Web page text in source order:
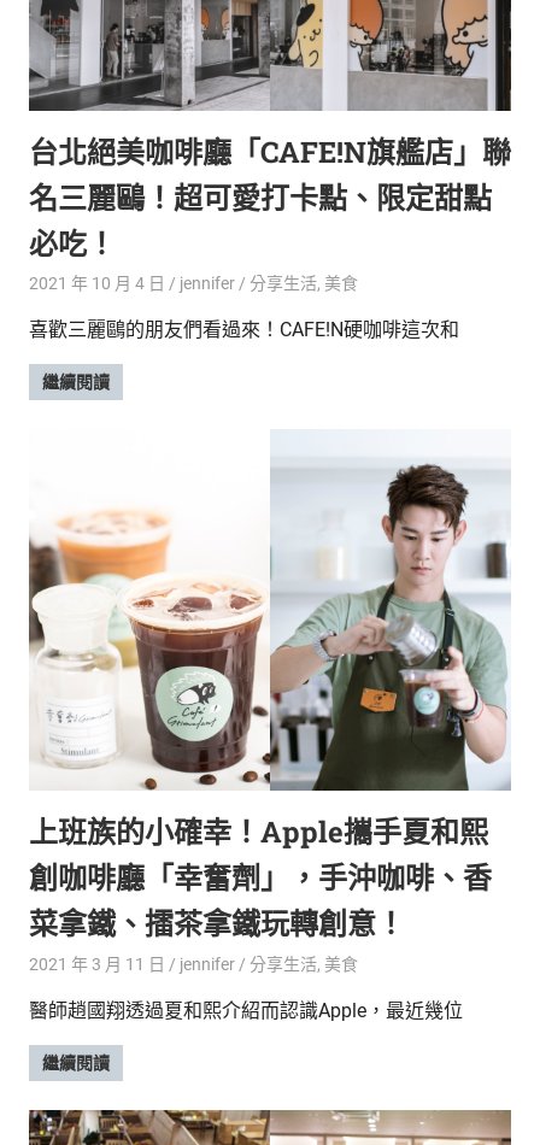
台北絕美咖啡廳「CAFE!N旗艦店」聯
名三麗鷗！超可愛打卡點、限定甜點
必吃！
2021 年 10 月 4 日 jennifer 分享生活, 美食
喜歡三麗鷗的朋友們看過來！CAFE!N硬咖啡這次和
繼續閱讀
上班族的小確幸！Apple攜手夏和熙
創咖啡廳「幸奮劑」，手沖咖啡、香
菜拿鐵、擂茶拿鐵玩轉創意！
2021 年 3 月 11 日 jennifer 分享生活, 美食
醫師趙國翔透過夏和熙介紹而認識Apple，最近幾位
繼續閱讀